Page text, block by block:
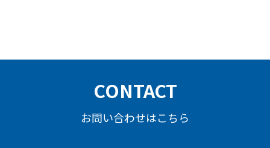
CONTACT
お問い合わせはこちら